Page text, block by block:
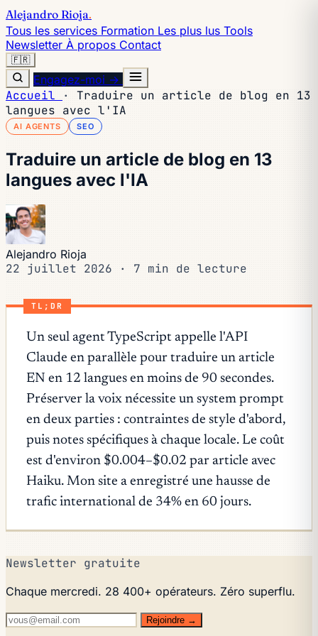
Alejandro Rioja.
Tous les services Formation Les plus lus Tools
Newsletter À propos Contact
🇫🇷
Engagez-moi →
Accueil ·
Traduire un article de blog en 13
langues avec l'IA
AI AGENTS SEO
Traduire un article de blog en 13
langues avec l'IA
Alejandro Rioja
22 juillet 2026 · 7 min de lecture
TL;DR
Un seul agent TypeScript appelle l'API
Claude en parallèle pour traduire un article
EN en 12 langues en moins de 90 secondes.
Préserver la voix nécessite un system prompt
en deux parties : contraintes de style d'abord,
puis notes spécifiques à chaque locale. Le coût
est d'environ $0.004–$0.02 par article avec
Haiku. Mon site a enregistré une hausse de
trafic international de 34% en 60 jours.
Newsletter gratuite
Chaque mercredi. 28 400+ opérateurs. Zéro superflu.
Rejoindre →